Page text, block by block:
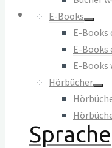
E-Books
E-Books
E-Books
E-Books
Hörbücher
E-Books
in
Sprache